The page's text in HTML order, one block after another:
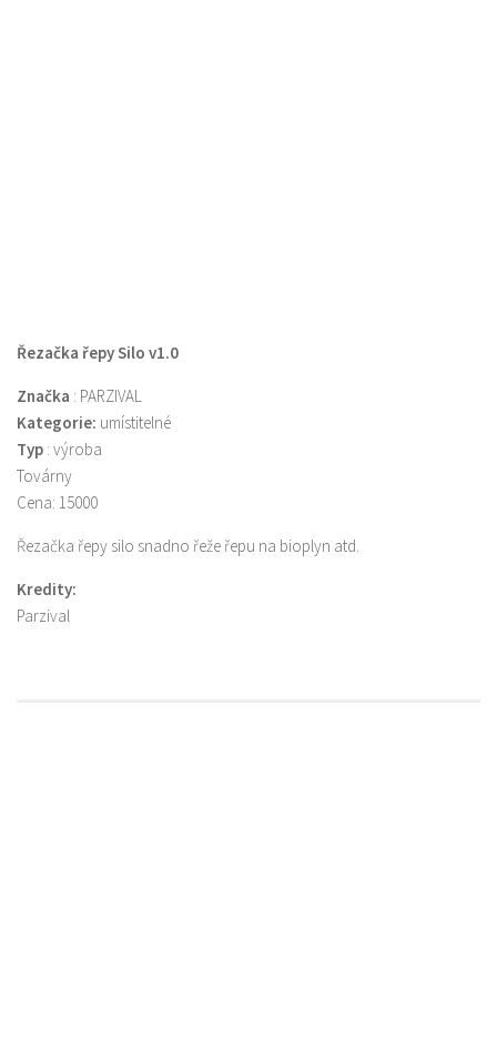
Řezačka řepy Silo v1.0
Značka : PARZIVAL
Kategorie: umístitelné
Typ : výroba
Továrny
Cena: 15000
Řezačka řepy silo snadno řeže řepu na bioplyn atd.
Kredity:
Parzival